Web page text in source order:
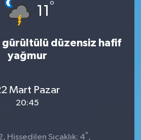
11 °
gürültülü düzensiz hafif
yağmur
Mart Pazar
20:45
Hissedilen Sıcaklık: 4°,